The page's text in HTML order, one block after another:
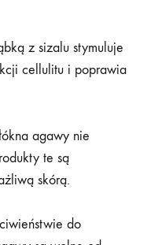
z sizalu stymuluje
cellulitu i poprawia
agawy nie
te są
skórą.
do